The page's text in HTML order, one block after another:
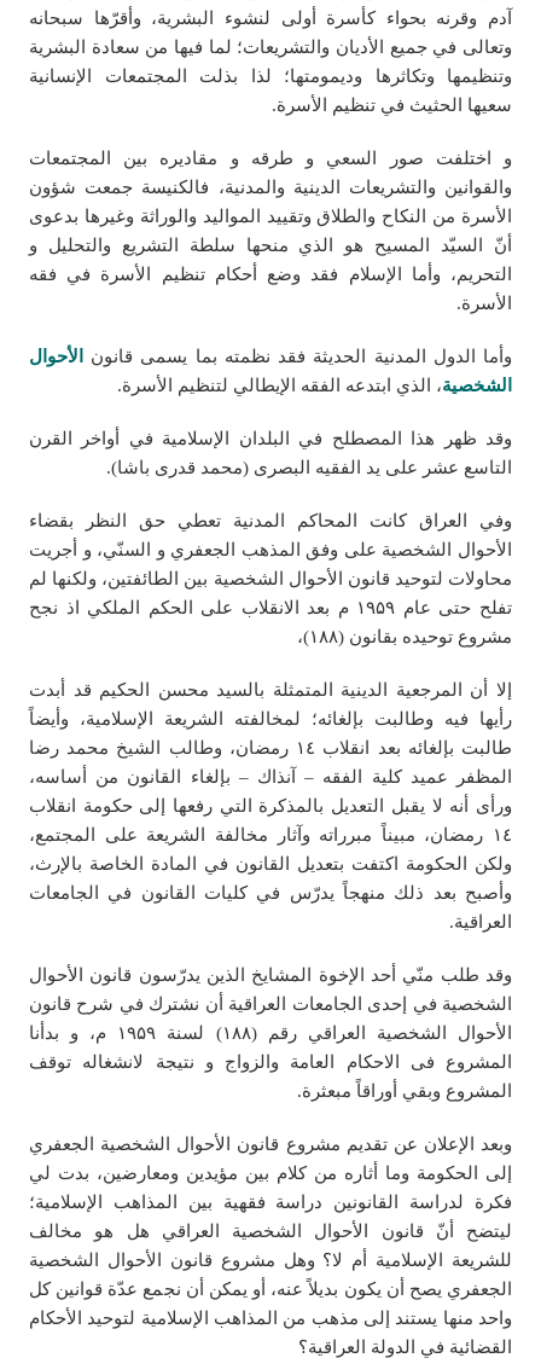
آدم وقرنه بحواء كأسرة أولى لنشوء البشرية، وأقرّها سبحانه
وتعالى في جميع الأديان والتشريعات؛ لما فيها من سعادة البشرية
وتنظيمها وتكاثرها وديمومتها؛ لذا بذلت المجتمعات الإنسانية
سعيها الحثيث في تنظيم الأسرة.
و اختلفت صور السعي و طرقه و مقادیره بین المجتمعات
والقوانين والتشريعات الدينية والمدنية، فالكنيسة جمعت شؤون
الأسرة من النكاح والطلاق وتقييد المواليد والوراثة وغيرها بدعوى
أنّ السيّد المسيح هو الذي منحها سلطة التشريع والتحليل و
التحریم، وأما الإسلام فقد وضع أحكام تنظيم الأسرة في فقه
الأسرة.
وأما الدول المدنية الحديثة فقد نظمته بما يسمى قانون
الأحوال
الشخصية، الذي ابتدعه الفقه الإيطالي لتنظيم الأسرة.
وقد ظهر هذا المصطلح في البلدان الإسلامية في أواخر القرن
التاسع عشر على يد الفقیه البصری (محمد قدری باشا).
وفي العراق كانت المحاكم المدنية تعطي حق النظر بقضاء
الأحوال الشخصية على وفق المذهب الجعفري و السنّي، و أجريت
محاولات لتوحيد قانون الأحوال الشخصية بین الطائفتین، ولکنها لم
تفلح حتی عام ۱۹۵۹ م بعد الانقلاب علی الحکم الملکي اذ نجح
مشروع توحيده بقانون (١٨٨)،
إلا أن المرجعية الدينية المتمثلة بالسيد محسن الحكيم قد أبدت
رأيها فيه وطالبت بإلغائه؛ لمخالفته الشريعة الإسلامية، وأيضاً
طالبت بإلغائه بعد انقلاب ١٤ رمضان، وطالب الشيخ محمد رضا
المظفر عميد كلية الفقه – آنذاك – بإلغاء القانون من أساسه،
ورأى أنه لا يقبل التعديل بالمذكرة التي رفعها إلى حكومة انقلاب
١٤ رمضان، مبيناً مبرراته وآثار مخالفة الشريعة على المجتمع،
ولكن الحكومة اكتفت بتعديل القانون في المادة الخاصة بالإرث،
وأصبح بعد ذلك منهجاً يدرّس في كليات القانون في الجامعات
العراقية.
وقد طلب منّي أحد الإخوة المشايخ الذين يدرّسون قانون الأحوال
الشخصية في إحدى الجامعات العراقية أن نشترك في شرح قانون
الأحوال الشخصية العراقي رقم (۱۸۸) لسنة ۱۹۵۹ م، و بدأنا
المشروع فی الاحکام العامة والزواج و نتیجة لانشغاله توقف
المشروع وبقي أوراقاً مبعثرة.
وبعد الإعلان عن تقديم مشروع قانون الأحوال الشخصية الجعفري
إلى الحكومة وما أثاره من كلام بين مؤيدين ومعارضين، بدت لي
فكرة لدراسة القانونين دراسة فقهية بين المذاهب الإسلامية؛
ليتضح أنّ قانون الأحوال الشخصية العراقي هل هو مخالف
للشريعة الإسلامية أم لا؟ وهل مشروع قانون الأحوال الشخصية
الجعفري يصح أن يكون بديلاً عنه، أو يمكن أن نجمع عدّة قوانين كل
واحد منها يستند إلى مذهب من المذاهب الإسلامية لتوحيد الأحكام
القضائية في الدولة العراقية؟